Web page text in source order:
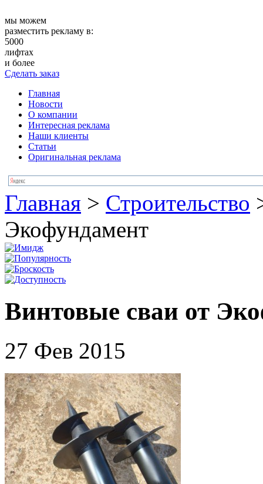
мы можем
разместить рекламу в:
5000
лифтах
и более
Сделать заказ
Главная
Новости
О компании
Интересная реклама
Наши клиенты
Статьи
Оригинальная реклама
Главная > Строительство
Экофундамент
Винтовые сваи от
27 Фев 2015